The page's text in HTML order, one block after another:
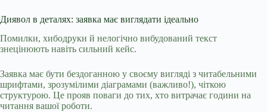
Диявол в деталях: заявка має виглядати ідеально
Помилки, хибодруки й нелогічно вибудований текст
знецінюють навіть сильний кейс.
Заявка має бути бездоганною у своєму вигляді з читабельними
шрифтами, зрозумілими діаграмами (важливо!), чіткою
структурою. Це прояв поваги до тих, хто витрачає години на
читання вашої роботи.